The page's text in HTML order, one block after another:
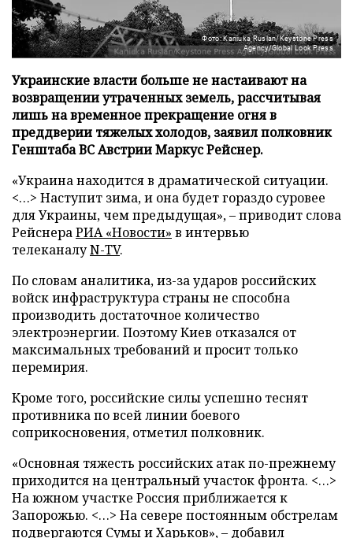
Фото: Kaniuka Ruslan/Keystone Press
Agency/Global Look Press
Украинские власти больше не настаивают на
возвращении утраченных земель, рассчитывая
лишь на временное прекращение огня в
преддверии тяжелых холодов, заявил полковник
Генштаба ВС Австрии Маркус Рейснер.
«Украина находится в драматической ситуации.
<…> Наступит зима, и она будет гораздо суровее
для Украины, чем предыдущая», – приводит слова
РейснераРИА «Новости» в интервью
телеканалуN-TV.
По словам аналитика, из-за ударов российских
войск инфраструктура страны не способна
производить достаточное количество
электроэнергии. Поэтому Киев отказался от
максимальных требований и просит только
перемирия.
Кроме того, российские силы успешно теснят
противника по всей линии боевого
соприкосновения, отметил полковник.
«Основная тяжесть российских атак по-прежнему
приходится на центральный участок фронта. <…>
На южном участке Россия приближается к
Запорожью. <…> На севере постоянным обстрелам
подвергаются Сумы и Харьков», – добавил